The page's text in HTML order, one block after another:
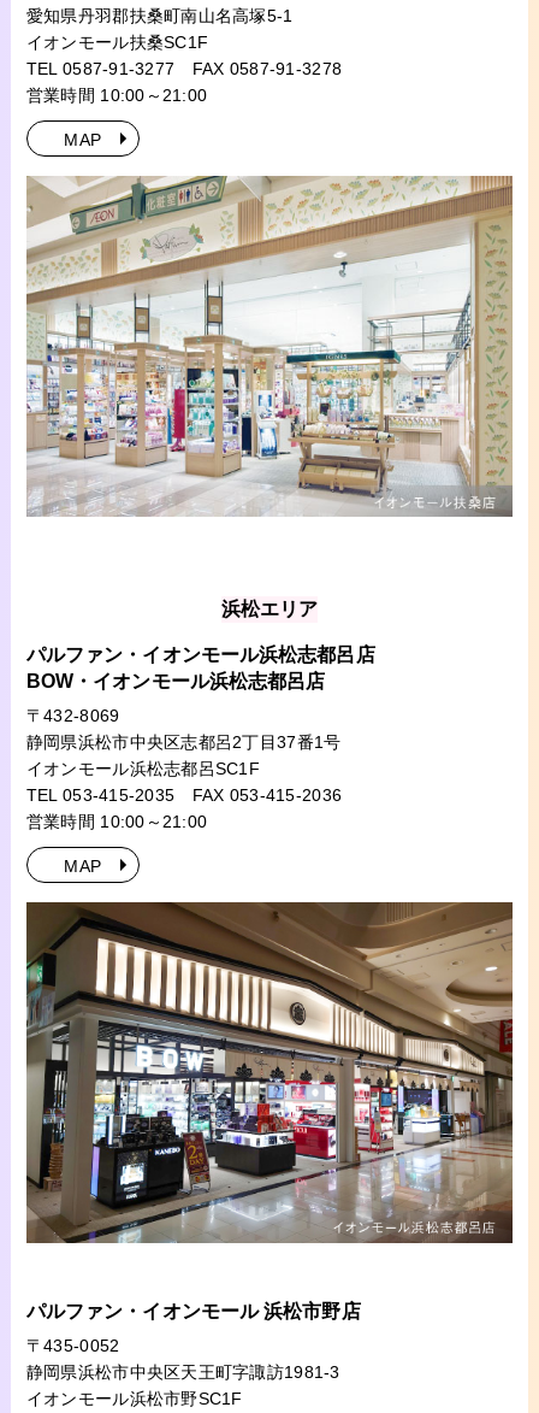
愛知県丹羽郡扶桑町南山名高塚5-1
イオンモール扶桑SC1F
TEL 0587-91-3277 FAX 0587-91-3278
営業時間 10:00～21:00
MAP
浜松エリア
パルファン・イオンモール浜松志都呂店
BOW・イオンモール浜松志都呂店
〒432-8069
静岡県浜松市中央区志都呂2丁目37番1号
イオンモール浜松志都呂SC1F
TEL 053-415-2035 FAX 053-415-2036
営業時間 10:00～21:00
MAP
パルファン・イオンモール 浜松市野店
〒435-0052
静岡県浜松市中央区天王町字諏訪1981-3
イオンモール浜松市野SC1F